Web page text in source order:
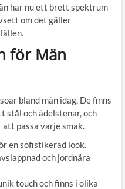
har nu ett brett spektrum
om det gäller
för Män
bland män idag. De finns
stål och ädelstenar, och
passa varje smak.
en sofistikerad look.
och jordnära
touch och finns i olika